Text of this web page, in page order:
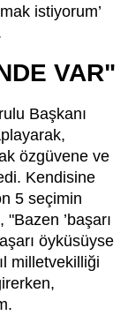
istiyorum’
VAR"
Başkanı
özgüvene ve
Kendisine
5 seçimin
’başarı
öyküsüyse
milletvekilliği